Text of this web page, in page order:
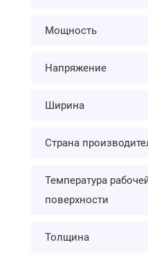
Мощность
Напряжение
Ширина
Страна
Температура
поверхности
Толщина